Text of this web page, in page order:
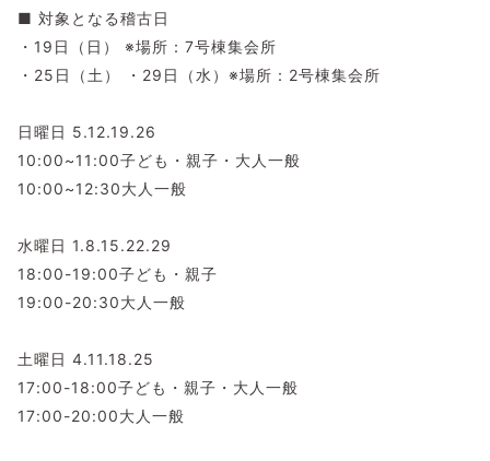
■ 対象となる稽古日
・19日（日） ※場所：7号棟集会所
・25日（土） ・29日（水）※場所：2号棟集会所
日曜日 5.12.19.26
10:00~11:00子ども・親子・大人一般
10:00~12:30大人一般
水曜日 1.8.15.22.29
18:00-19:00子ども・親子
19:00-20:30大人一般
土曜日 4.11.18.25
17:00-18:00子ども・親子・大人一般
17:00-20:00大人一般